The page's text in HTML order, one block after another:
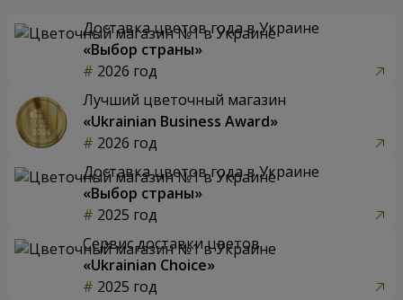
Доставка цветов года в Украине
«Выбор страны»
2026 год
Лучший цветочный магазин
«Ukrainian Business Award»
2026 год
Доставка цветов года в Украине
«Выбор страны»
2025 год
Сервис доставки цветов
«Ukrainian Choice»
2025 год